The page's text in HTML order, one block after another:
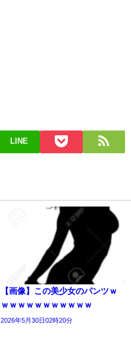
LINE
【画像】この美少女のパンツｗ
ｗｗｗｗｗｗｗｗｗｗｗ
2026年5月30日02時20分